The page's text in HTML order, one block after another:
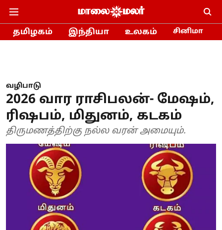
தமிழகம் இந்தியா உலகம் சினிமா
வழிபாடு
2026 வார ராசிபலன்- மேஷம்,
ரிஷபம், மிதுனம், கடகம்
திருமணத்திற்கு நல்ல வரன் அமையும்.